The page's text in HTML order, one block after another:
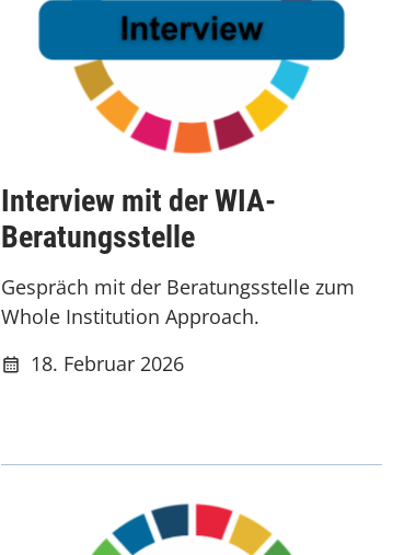
Interview mit der WIA-
Beratungsstelle
18. Februar 2026
Gespräch mit der Beratungsstelle zum
Whole Institution Approach.